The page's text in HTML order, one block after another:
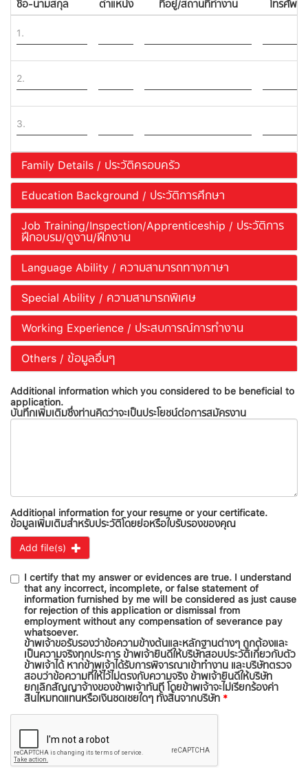
ชื่อ-นามสกุล
ตำแหน่ง
ที่อยู่/สถานที่ทำงาน
โทรศัพท์
Family Details / ประวัติครอบครัว
Education Background / ประวัติการศึกษา
Job Training/Inspection/Apprenticeship / ประวัติการ
ฝึกอบรม/ดูงาน/ฝึกงาน
Language Ability / ความสามารถทางภาษา
Special Ability / ความสามารถพิเศษ
Working Experience / ประสบการณ์การทำงาน
Others / ข้อมูลอื่นๆ
Additional information which you considered to be beneficial to
application.
บันทึกเพิ่มเติมซึ่งท่านคิดว่าจะเป็นประโยชน์ต่อการสมัครงาน
Additional information for your resume or your certificate.
ข้อมูลเพิ่มเติมสำหรับประวัติโดยย่อหรือใบรับรองของคุณ
Add file(s)
I certify that my answer or evidences are true. I understand
that any incorrect, incomplete, or false statement of
information furnished by me will be considered as just cause
for rejection of this application or dismissal from
employment without any compensation of severance pay
whatsoever.
ข้าพเจ้าขอรับรองว่าข้อความข้างต้นและหลักฐานต่างๆ ถูกต้องและ
เป็นความจริงทุกประการ ข้าพเจ้ายินดีให้บริษัทสอบประวัติเกี่ยวกับตัว
ข้าพเจ้าได้ หากข้าพเจ้าได้รับการพิจารณาเข้าทำงาน และบริษัทตรวจ
สอบว่าข้อความที่ให้ไว้ไม่ตรงกับความจริง ข้าพเจ้ายินดีให้บริษัท
ยกเลิกสัญญาจ้างของข้าพเจ้าทันที โดยข้าพเจ้าจะไม่เรียกร้องค่า
สินไหมทดแทนหรือเงินชดเชยใดๆ ทั้งสิ้นจากบริษัท *